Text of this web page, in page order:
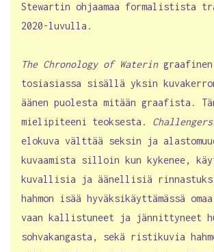
Stewartin ohjaamaa formalistista
2020-luvulla.
The Chronology of Waterin
tosiasiassa sisällä yksin
äänen puolesta mitään graafista.
mielipiteeni teoksesta.
elokuva välttää seksin ja
kuvaamista silloin kun kykenee,
kuvallisia ja äänellisiä
hahmon isää hyväksikäyttämässä
vaan kallistuneet ja jännittyneet
sohvakangasta, sekä ristikuvia